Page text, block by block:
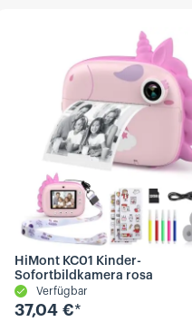
hinzufügen
HiMont KC01 Kinder-
Sofortbildkamera rosa
Verfügbar
37,04 €*